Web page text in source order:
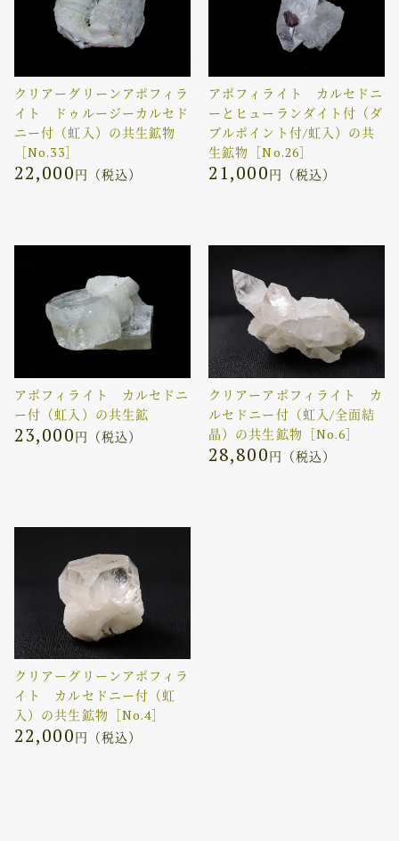
クリアーグリーンアポフィラ
イト ドゥルージーカルセド
ニー付（虹入）の共生鉱物
［No.33］
22,000円（税込）
アポフィライト カルセドニ
ーとヒューランダイト付（ダ
ブルポイント付/虹入）の共
生鉱物［No.26］
21,000円（税込）
アポフィライト カルセドニ
ー付（虹入）の共生鉱
23,000円（税込）
クリアーアポフィライト カ
ルセドニー付（虹入/全面結
晶）の共生鉱物［No.6］
28,800円（税込）
クリアーグリーンアポフィラ
イト カルセドニー付（虹
入）の共生鉱物［No.4］
22,000円（税込）